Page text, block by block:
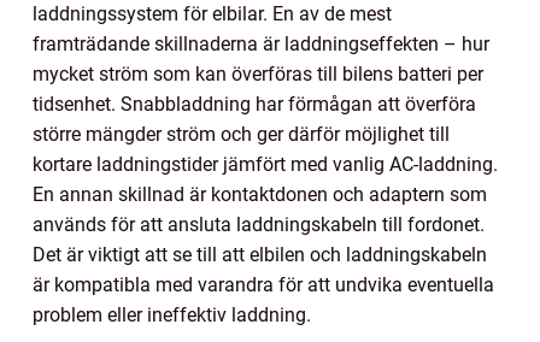
laddningssystem för elbilar. En av de mest
framträdande skillnaderna är laddningseffekten – hur
mycket ström som kan överföras till bilens batteri per
tidsenhet. Snabbladdning har förmågan att överföra
större mängder ström och ger därför möjlighet till
kortare laddningstider jämfört med vanlig AC-laddning.
En annan skillnad är kontaktdonen och adaptern som
används för att ansluta laddningskabeln till fordonet.
Det är viktigt att se till att elbilen och laddningskabeln
är kompatibla med varandra för att undvika eventuella
problem eller ineffektiv laddning.